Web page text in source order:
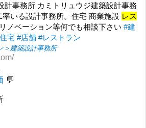
計事務所 カミトリュウジ建築設計事務
率いる設計事務所。住宅 商業施設 レス
ノベーション等何でも相談下さい#建
宅 #店舗 #レストラン
＞建築設計事務所